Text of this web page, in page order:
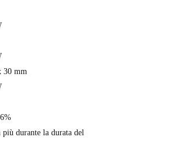
30 mm
durante la durata del